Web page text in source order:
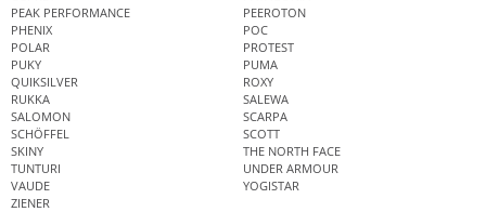
PEAK PERFORMANCE
PEEROTON
PHENIX
POC
POLAR
PROTEST
PUKY
PUMA
QUIKSILVER
ROXY
RUKKA
SALEWA
SALOMON
SCARPA
SCHÖFFEL
SCOTT
SKINY
THE NORTH FACE
TUNTURI
UNDER ARMOUR
VAUDE
YOGISTAR
ZIENER